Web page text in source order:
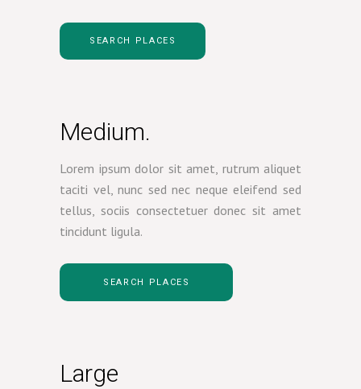
SEARCH PLACES
Medium.
Lorem ipsum dolor sit amet, rutrum aliquet
taciti vel, nunc sed nec neque eleifend sed
tellus, sociis consectetuer donec sit amet
tincidunt ligula.
SEARCH PLACES
Large